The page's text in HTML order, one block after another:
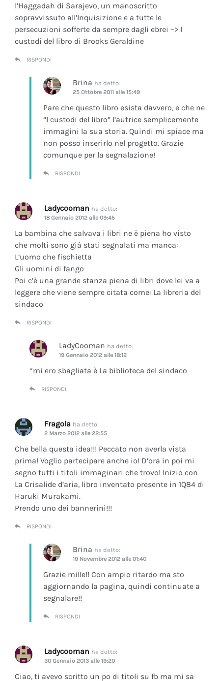
l’Haggadah di Sarajevo, un manoscritto
sopravvissuto all’Inquisizione e a tutte le
persecuzioni sofferte da sempre dagli ebrei –> I
custodi del libro di Brooks Geraldine
RISPONDI
Brina ha detto:
25 Ottobre 2011 alle 15:49
Pare che questo libro esista davvero, e che ne
“I custodi del libro” l’autrice semplicemente
immagini la sua storia. Quindi mi spiace ma
non posso inserirlo nel progetto. Grazie
comunque per la segnalazione!
RISPONDI
Ladycooman ha detto:
18 Gennaio 2012 alle 09:45
La bambina che salvava i libri ne è piena ho visto
che molti sono già stati segnalati ma manca:
L’uomo che fischietta
Gli uomini di fango
Poi c’è una grande stanza piena di libri dove lei va a
leggere che viene sempre citata come: La libreria del
sindaco
RISPONDI
LadyCooman ha detto:
19 Gennaio 2012 alle 18:12
*mi ero sbagliata è La biblioteca del sindaco
RISPONDI
Fragola ha detto:
2 Marzo 2012 alle 22:55
Che bella questa idea!!! Peccato non averla vista
prima! Voglio partecipare anche io! D’ora in poi mi
segno tutti i titoli immaginari che trovo! Inizio con
La Crisalide d’aria, libro inventato presente in 1Q84 di
Haruki Murakami.
Prendo uno dei bannerini!!!
RISPONDI
Brina ha detto:
19 Novembre 2012 alle 01:40
Grazie mille!! Con ampio ritardo ma sto
aggiornando la pagina, quindi continuate a
segnalare!!
RISPONDI
Ladycooman ha detto:
30 Gennaio 2013 alle 19:20
Ciao, ti avevo scritto un po di titoli su fb ma mi sa